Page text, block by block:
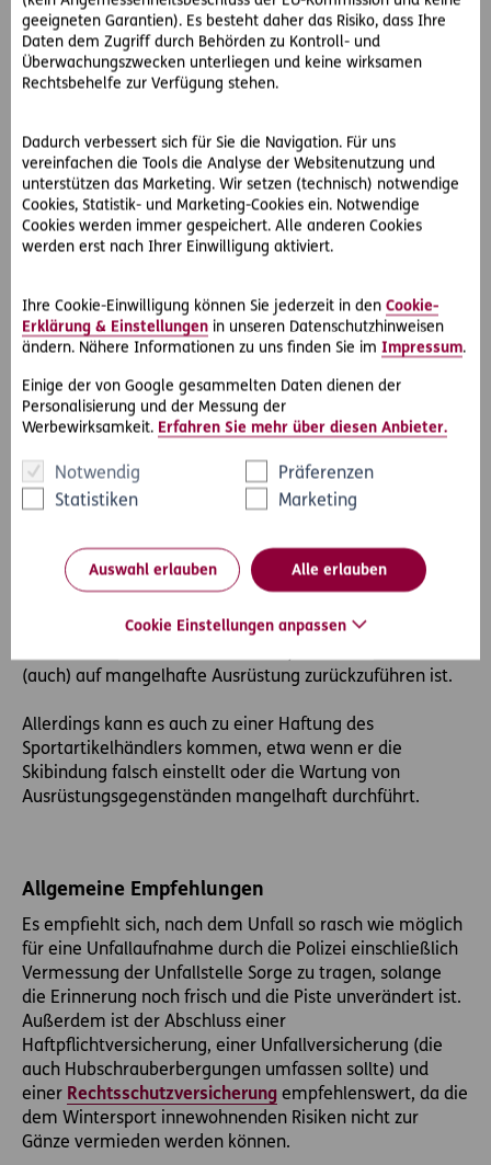
geeigneten Garantien). Es besteht daher das Risiko, dass Ihre
Daten dem Zugriff durch Behörden zu Kontroll- und
Überwachungszwecken unterliegen und keine wirksamen
Rechtsbehelfe zur Verfügung stehen.
Dadurch verbessert sich für Sie die Navigation. Für uns
vereinfachen die Tools die Analyse der Websitenutzung und
unterstützen das Marketing. Wir setzen (technisch) notwendige
Cookies, Statistik- und Marketing-Cookies ein. Notwendige
Cookies werden immer gespeichert. Alle anderen Cookies
werden erst nach Ihrer Einwilligung aktiviert.
Ihre Cookie-Einwilligung können Sie jederzeit in den Cookie-
Erklärung & Einstellungen in unseren Datenschutzhinweisen
ändern. Nähere Informationen zu uns finden Sie im Impressum.
Einige der von Google gesammelten Daten dienen der
Personalisierung und der Messung der
Werbewirksamkeit. Erfahren Sie mehr über diesen Anbieter.
Notwendig
Präferenzen
Statistiken
Marketing
Auswahl erlauben Alle erlauben
Cookie Einstellungen anpassen
Rechtsprechung nicht verlangt.
Die Pflicht zur Pistensicherung endet täglich mit dem
Ende des Pistenbetriebs, der in der Regel entsprechend
Pistensicherung bis zum Pistenrand, wobei besondere
Gefahrenstellen (so genannte atypische Gefahren) auch
in einem zwei Meter breiten Streifen außerhalb des
Pistenrands abgesichert werden müssen.
Während des normalen Pistenbetriebs dürfen
dringenden betrieblichen Erfordernissen eingesetzt
werden. Sie haben dann entsprechende optische und
akustische Warneinrichtungen einzuschalten.
Eigenverantwortung und mangelhafte
Ausrüstung
Grundsätzlich hat jeder Skifahrer und Snowboarder
ausreichende und taugliche Ausrüstung verfügt. In
vielen Bundesländern ist für Minderjährige auch das
es zu einer Verminderung der Haftung des
(auch) auf mangelhafte Ausrüstung zurückzuführen ist.
Allerdings kann es auch zu einer Haftung des
Sportartikelhändlers kommen, etwa wenn er die
Skibindung falsch einstellt oder die Wartung von
Ausrüstungsgegenständen mangelhaft durchführt.
Allgemeine Empfehlungen
Es empfiehlt sich, nach dem Unfall so rasch wie möglich
für eine Unfallaufnahme durch die Polizei einschließlich
Vermessung der Unfallstelle Sorge zu tragen, solange
die Erinnerung noch frisch und die Piste unverändert ist.
Außerdem ist der Abschluss einer
Haftpflichtversicherung, einer Unfallversicherung (die
auch Hubschrauberbergungen umfassen sollte) und
einer Rechtsschutzversicherung empfehlenswert, da die
dem Wintersport innewohnenden Risiken nicht zur
Gänze vermieden werden können.